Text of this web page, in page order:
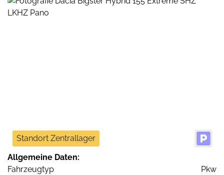
Standort Zentrallager
Allgemeine Daten:
Fahrzeugtyp
Pkw